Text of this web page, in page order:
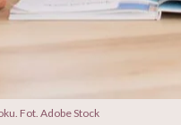
Fot. Adobe Stock